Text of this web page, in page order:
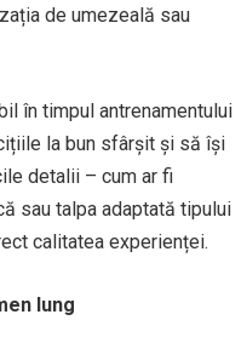
de umezeală sau
în timpul antrenamentului
la bun sfârșit și să își
detalii – cum ar fi
sau talpa adaptată tipului
calitatea experienței.
lung